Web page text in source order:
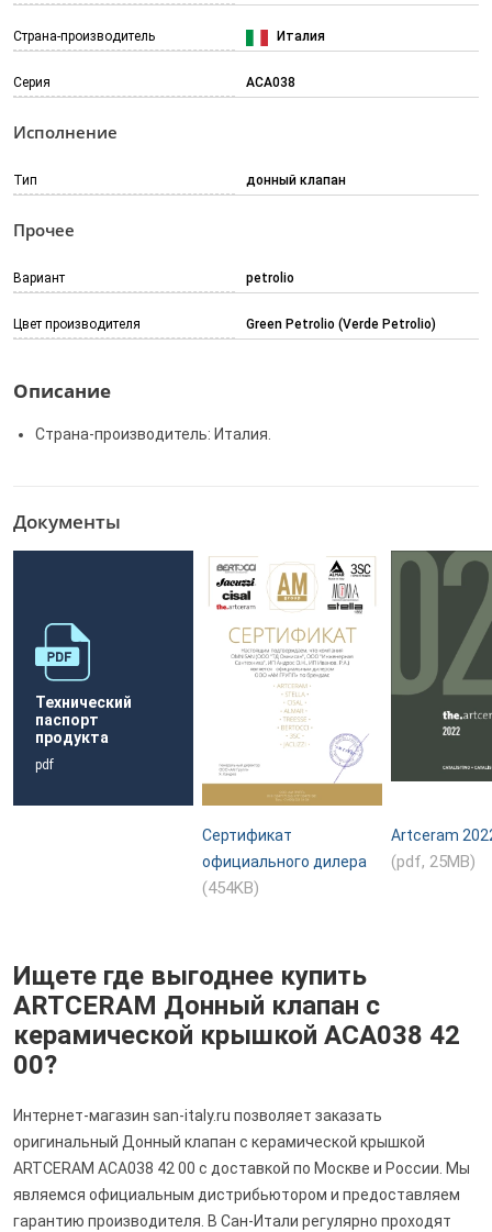
Страна-производитель Италия
Серия ACA038
Исполнение
Тип донный клапан
Прочее
Вариант petrolio
Цвет производителя Green Petrolio (Verde Petrolio)
Описание
Страна-производитель: Италия.
Документы
Технический
паспорт
продукта
pdf
Сертификат
официального дилера
(454KB)
Artceram
(pdf, 25MB)
Ищете где выгоднее купить
ARTCERAM Донный клапан с
керамической крышкой ACA038 42
00?
Интернет-магазин san-italy.ru позволяет заказать
оригинальный Донный клапан с керамической крышкой
ARTCERAM ACA038 42 00 с доставкой по Москве и России. Мы
являемся официальным дистрибьютором и предоставляем
гарантию производителя. В Сан-Итали регулярно проходят